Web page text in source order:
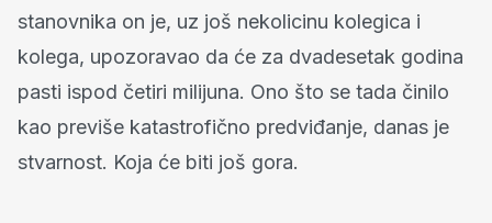
stanovnika on je, uz još nekolicinu kolegica i
kolega, upozoravao da će za dvadesetak godina
pasti ispod četiri milijuna. Ono što se tada činilo
kao previše katastrofično predviđanje, danas je
stvarnost. Koja će biti još gora.